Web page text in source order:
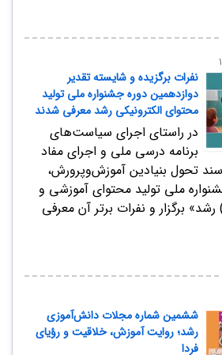
نفرات برگزیده و شایسته تقدیر
دوازدهمین دوره جشنواره ملی تولید
محتوای الکترونیکی رشد معرفی شدند
در راستای اجرای سیاست‌های
برنامه درسی ملی و اجرای مفاد
تحول بنیادین آموزش‌وپرورش،
ملی تولید محتوای آموزشی و
برگزار و نفرات برتر آن معرفی
ششمین شماره مجلات دانش‌آموزی
رشد؛ روایت آموزش، خلاقیت و رؤیای
فردا